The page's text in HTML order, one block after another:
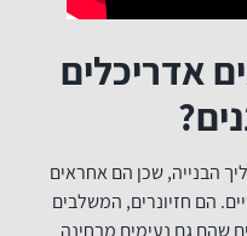
אדריכלים
הבנייה, שכן הם אחראים
הם חזיונרים, המשלבים
שהם גם נעימים מבחינה